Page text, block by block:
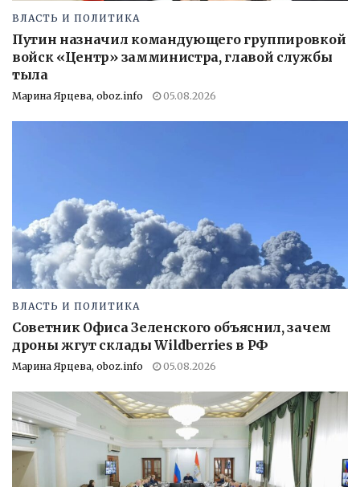
ВЛАСТЬ И ПОЛИТИКА
Путин назначил командующего группировкой
войск «Центр» замминистра, главой службы
тыла
Марина Ярцева, oboz.info 05.08.2026
ВЛАСТЬ И ПОЛИТИКА
Советник Офиса Зеленского объяснил, зачем
дроны жгут склады Wildberries в РФ
Марина Ярцева, oboz.info 05.08.2026